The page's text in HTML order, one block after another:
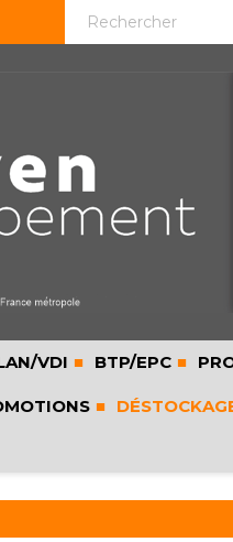
VDI BTP/EPC